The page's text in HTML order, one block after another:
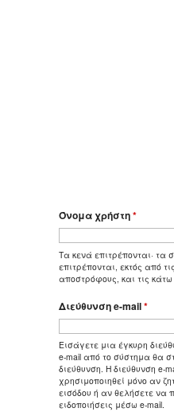
Όνομα χρήστη*
Τα κενά επιτρέπονται· τα
επιτρέπονται, εκτός από
αποστρόφους, και τις κάτω
Διεύθυνση e-mail*
Εισάγετε μια έγκυρη
e-mail από το σύστημα θα
διεύθυνση. Η διεύθυνση e-
χρησιμοποιηθεί μόνο αν
εισόδου ή αν θελήσετε να
ειδοποιήσεις μέσω e-mail.